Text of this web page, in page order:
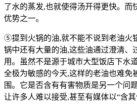
了水的蒸发,也就使得汤开得更快。而
优势之一。
⑤提到火锅的油,就不能不说到老油火
锅中还有大量的油,这些油通过澄清、
用。虽然不是源于城市大型饭店下水
全极为敏感的今天,这样的老油也难免
围。它是否含有有害物质是另一个问
让许多人难以接受,甚至有媒体以“含